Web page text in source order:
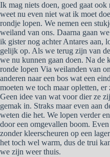
Ik mag niets doen, goed gaat
weet nu even niet wat ik moet
rondje lopen. We nemen een
weiland van ons. Daarna gaan
ik gister nog achter Antares aan,
gelijk op. Als we terug zijn van
we nu kunnen gaan doen. Na de
ronde lopen Via weilanden van
anderen naar een bos wat een
moeten we toch maar opletten,
Geen idee van wat voor dier ze
gemak in. Straks maar even aan
weten die het. We lopen verder
door een omgevallen boom.
zonder kleerscheuren op een
het toch wel warm, dus de trui
we zijn weer thuis.